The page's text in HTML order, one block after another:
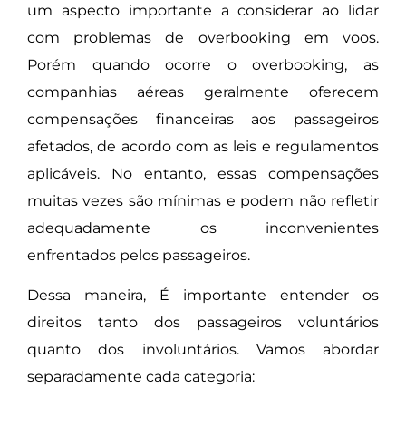
um aspecto importante a considerar ao lidar
com problemas de overbooking em voos.
Porém quando ocorre o overbooking, as
companhias aéreas geralmente oferecem
compensações financeiras aos passageiros
afetados, de acordo com as leis e regulamentos
aplicáveis. No entanto, essas compensações
muitas vezes são mínimas e podem não refletir
adequadamente os inconvenientes
enfrentados pelos passageiros.
Dessa maneira, É importante entender os
direitos tanto dos passageiros voluntários
quanto dos involuntários. Vamos abordar
separadamente cada categoria: